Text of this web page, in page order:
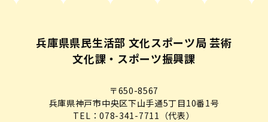
兵庫県県民生活部 文化スポーツ局 芸術
文化課・スポーツ振興課
〒650-8567
兵庫県神戸市中央区下山手通5丁目10番1号
TEL：078-341-7711（代表）